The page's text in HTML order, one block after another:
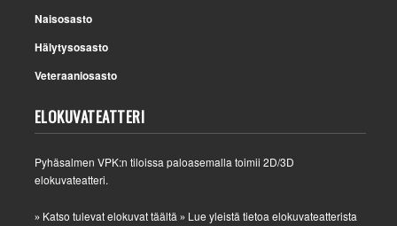
Naisosasto
Hälytysosasto
Veteraaniosasto
ELOKUVATEATTERI
Pyhäsalmen VPK:n tiloissa paloasemalla toimii 2D/3D
elokuvateatteri.
» Katso tulevat elokuvat täältä » Lue yleistä tietoa elokuvateatterista